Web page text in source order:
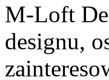
M-Loft
designu,